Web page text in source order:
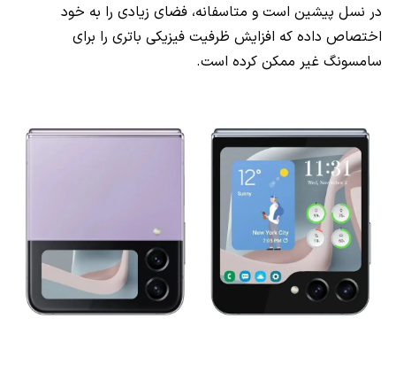
در نسل پیشین است و متاسفانه، فضای زیادی را به خود
اختصاص داده که افزایش ظرفیت فیزیکی باتری را برای
سامسونگ غیر ممکن کرده است.